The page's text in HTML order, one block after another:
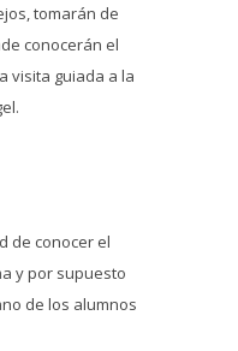
tomarán de
conocerán el
visita guiada a la
de conocer el
y por supuesto
de los alumnos